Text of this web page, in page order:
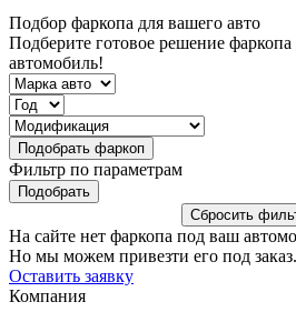
Подбор фаркопа для вашего авто
Подберите готовое решение
автомобиль!
Фильтр по параметрам
На сайте нет фаркопа под ваш
Но мы можем привезти его под заказ.
Оставить заявку
Компания